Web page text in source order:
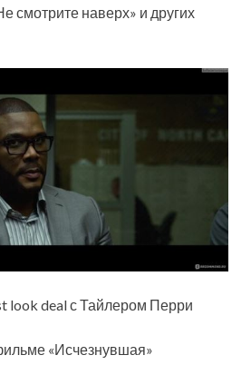
смотрите наверх» и других
look deal с Тайлером Перри
«Исчезнувшая»